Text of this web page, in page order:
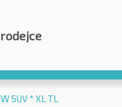
SUV * XL TL